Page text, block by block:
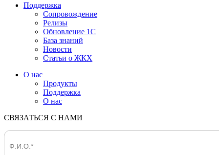
Поддержка
Сопровождение
Релизы
Обновление 1С
База знаний
Новости
Статьи о ЖКХ
О нас
Продукты
Поддержка
О нас
СВЯЗАТЬСЯ С НАМИ